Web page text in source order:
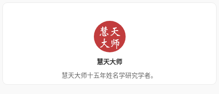
慧天大师
慧天大师十五年姓名学研究学者。